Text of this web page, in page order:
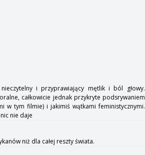
i przyprawiający mętlik i ból głowy.
całkowicie jednak przykryte podsrywaniem
w tym filmie) i jakimiś wątkami feministycznymi.
nie daje
niż dla całej reszty świata.